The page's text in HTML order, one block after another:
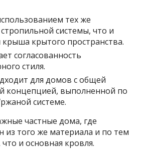
тех же
системы, что и
крыша крытого пространства.
согласованность
стиля.
для домов с общей
концепцией, выполненной по
системе.
частные дома, где
из того же материала и по тем
и основная кровля.